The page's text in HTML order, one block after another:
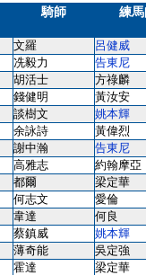
騎師 練
文羅 呂健威
冼毅力 告東尼
胡活士 方祿麟
錢健明 黃汝安
談樹文 姚本輝
余詠詩 黃偉烈
謝中瀚 告東尼
高雅志 約翰摩亞
都爾 梁定華
何志文 愛倫
韋達 何良
蔡鎮威 姚本輝
薄奇能 吳定強
霍達
梁定華